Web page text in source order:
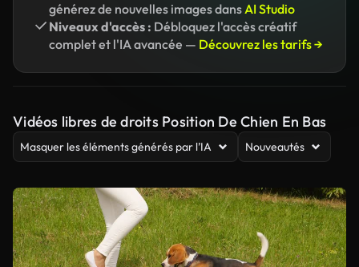
générez de nouvelles images dansAI Studio
Niveaux d'accès : Débloquez l'accès créatif
complet et l'IA avancée — Découvrez les tarifs →
Vidéos libres de droits Position De Chien En Bas
Masquer les éléments générés par l’IA Nouveautés